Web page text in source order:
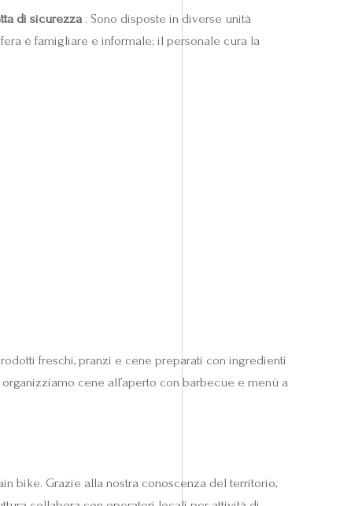
di sicurezza. Sono disposte in diverse unità
è famigliare e informale; il personale cura la
freschi, pranzi e cene preparati con ingredienti
cene all’aperto con barbecue e menù a
bike. Grazie alla nostra conoscenza del territorio,